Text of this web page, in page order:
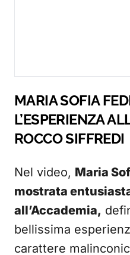
MARIA SOFIA
L’ESPERIENZA
ROCCO SIFFREDI
Nel video, Maria
mostrata
all’Accademia,
bellissima
carattere